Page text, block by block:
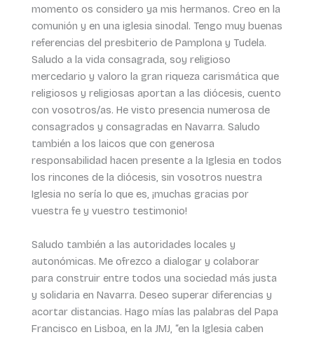
momento os considero ya mis hermanos. Creo en la
comunión y en una iglesia sinodal. Tengo muy buenas
referencias del presbiterio de Pamplona y Tudela.
Saludo a la vida consagrada, soy religioso
mercedario y valoro la gran riqueza carismática que
religiosos y religiosas aportan a las diócesis, cuento
con vosotros/as. He visto presencia numerosa de
consagrados y consagradas en Navarra. Saludo
también a los laicos que con generosa
responsabilidad hacen presente a la Iglesia en todos
los rincones de la diócesis, sin vosotros nuestra
Iglesia no sería lo que es, ¡muchas gracias por
vuestra fe y vuestro testimonio!
Saludo también a las autoridades locales y
autonómicas. Me ofrezco a dialogar y colaborar
para construir entre todos una sociedad más justa
y solidaria en Navarra. Deseo superar diferencias y
acortar distancias. Hago mías las palabras del Papa
Francisco en Lisboa, en la JMJ, “en la Iglesia caben